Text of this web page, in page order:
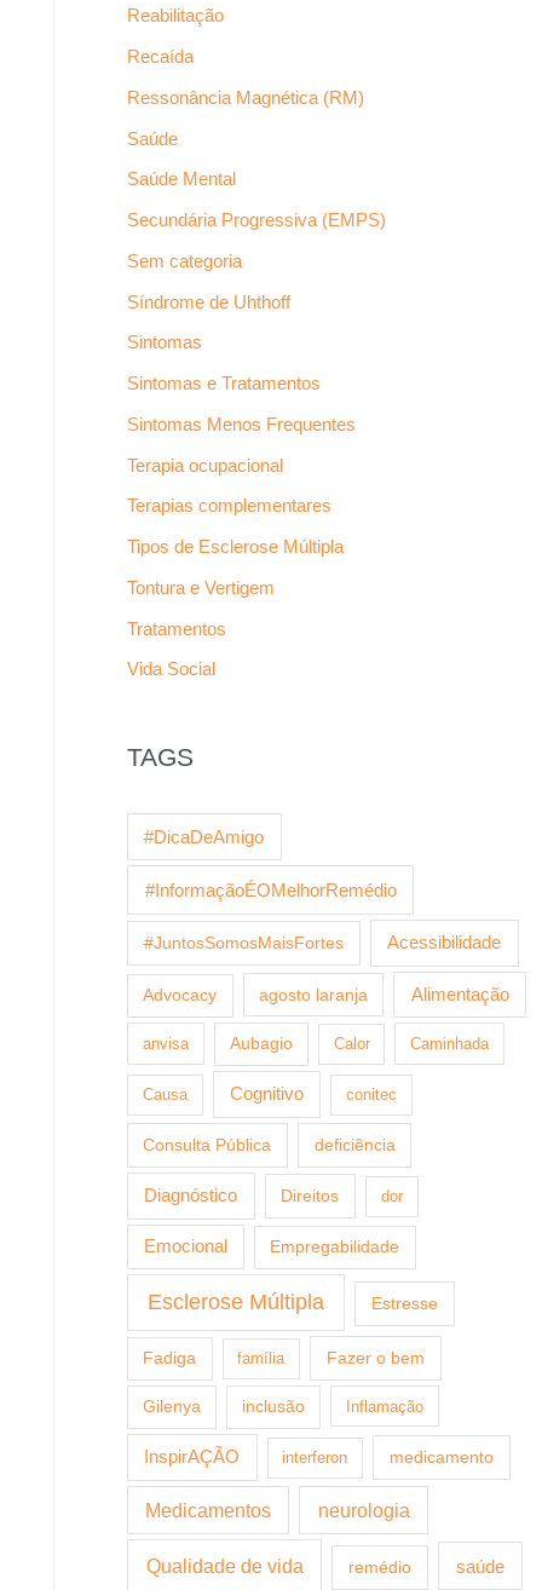
Reabilitação
Recaída
Ressonância Magnética (RM)
Saúde
Saúde Mental
Secundária Progressiva (EMPS)
Sem categoria
Síndrome de Uhthoff
Sintomas
Sintomas e Tratamentos
Sintomas Menos Frequentes
Terapia ocupacional
Terapias complementares
Tipos de Esclerose Múltipla
Tontura e Vertigem
Tratamentos
Vida Social
TAGS
#DicaDeAmigo
#InformaçãoÉOMelhorRemédio
#JuntosSomosMaisFortes Acessibilidade
Advocacy agosto laranja Alimentação
anvisa Aubagio Calor Caminhada
Causa Cognitivo conitec
Consulta Pública deficiência
Diagnóstico Direitos dor
Emocional Empregabilidade
Esclerose Múltipla Estresse
Fadiga família Fazer o bem
Gilenya inclusão Inflamação
InspirAÇÃO interferon medicamento
Medicamentos neurologia
Qualidade de vida remédio saúde